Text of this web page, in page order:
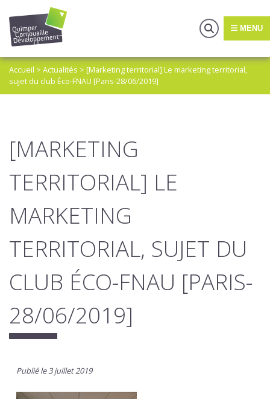
MENU
Accueil > Actualités > [Marketing territorial] Le marketing territorial,
sujet du club Éco-FNAU [Paris-28/06/2019]
[MARKETING
TERRITORIAL] LE
MARKETING
TERRITORIAL, SUJET DU
CLUB ÉCO-FNAU [PARIS-
28/06/2019]
Publié le 3 juillet 2019